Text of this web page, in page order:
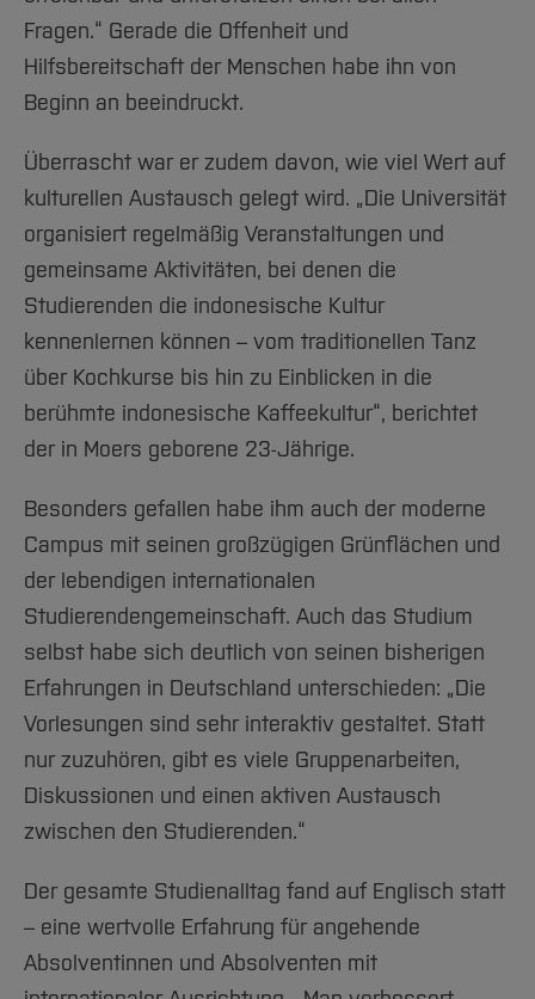
Fragen.“ Gerade die Offenheit und
Hilfsbereitschaft der Menschen habe ihn von
Beginn an beeindruckt.
Überrascht war er zudem davon, wie viel Wert auf
kulturellen Austausch gelegt wird. „Die Universität
organisiert regelmäßig Veranstaltungen und
gemeinsame Aktivitäten, bei denen die
Studierenden die indonesische Kultur
kennenlernen können – vom traditionellen Tanz
über Kochkurse bis hin zu Einblicken in die
berühmte indonesische Kaffeekultur“, berichtet
der in Moers geborene 23-Jährige.
Besonders gefallen habe ihm auch der moderne
Campus mit seinen großzügigen Grünflächen und
der lebendigen internationalen
Studierendengemeinschaft. Auch das Studium
selbst habe sich deutlich von seinen bisherigen
Erfahrungen in Deutschland unterschieden: „Die
Vorlesungen sind sehr interaktiv gestaltet. Statt
nur zuzuhören, gibt es viele Gruppenarbeiten,
Diskussionen und einen aktiven Austausch
zwischen den Studierenden.“
Der gesamte Studienalltag fand auf Englisch statt
– eine wertvolle Erfahrung für angehende
Absolventinnen und Absolventen mit